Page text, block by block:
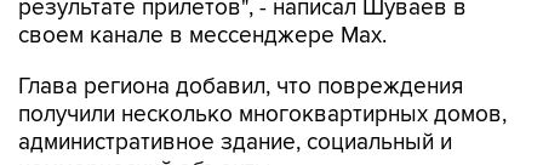
Глава региона добавил, что повреждения
административное здание, социальный и
коммерческий объекты.